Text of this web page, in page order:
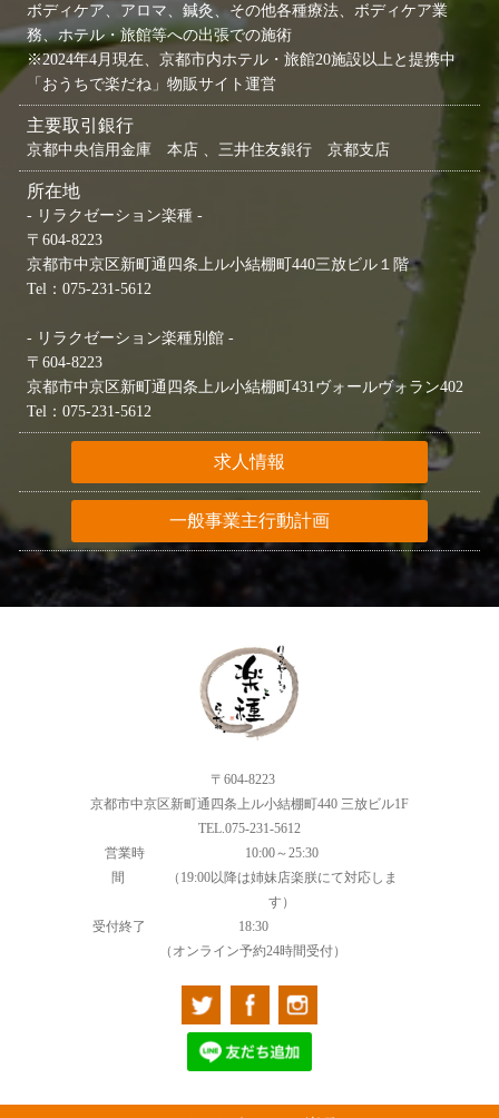
ボディケア、アロマ、鍼灸、その他各種療法、ボディケア業
務、ホテル・旅館等への出張での施術
※2024年4月現在、京都市内ホテル・旅館20施設以上と提携中
「おうちで楽だね」物販サイト運営
主要取引銀行
京都中央信用金庫 本店 、三井住友銀行 京都支店
所在地
- リラクゼーション楽種 -
〒604-8223
京都市中京区新町通四条上ル小結棚町440三放ビル１階
Tel：075-231-5612
- リラクゼーション楽種別館 -
〒604-8223
京都市中京区新町通四条上ル小結棚町431ヴォールヴォラン402
Tel：075-231-5612
求人情報
一般事業主行動計画
〒604-8223
京都市中京区新町通四条上ル小結棚町440 三放ビル1F
TEL.075-231-5612
営業時
間
10:00～25:30
（19:00以降は姉妹店楽朕にて対応しま
す）
受付終了
18:30
（オンライン予約24時間受付）